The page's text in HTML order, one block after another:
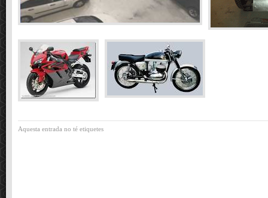
Aquesta entrada no té etiquetes